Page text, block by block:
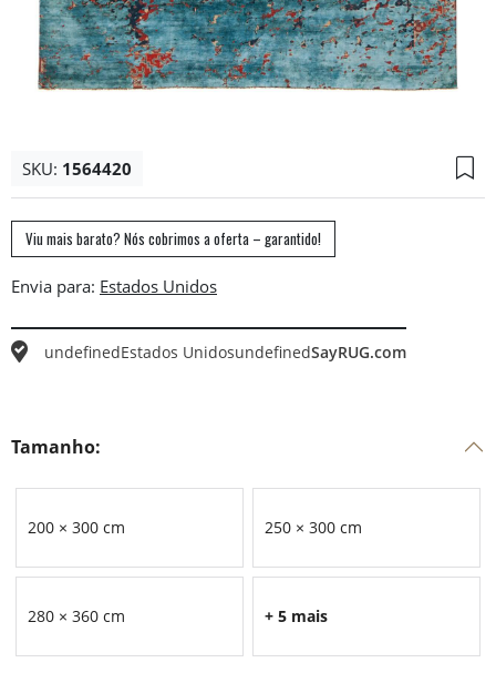
SKU: 1564420
Viu mais barato? Nós cobrimos a oferta – garantido!
Envia para:
undefinedEstados UnidosundefinedSayRUG.com
Tamanho:
200 × 300 cm 250 × 300 cm
280 × 360 cm + 5 mais